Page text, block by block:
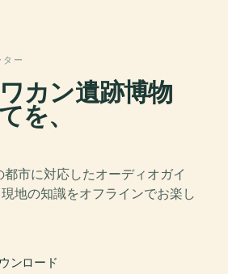
ー
カン遺跡博物
を、
都市に対応したオーディオガイ
地の知識をオフラインでお楽し
ンロード